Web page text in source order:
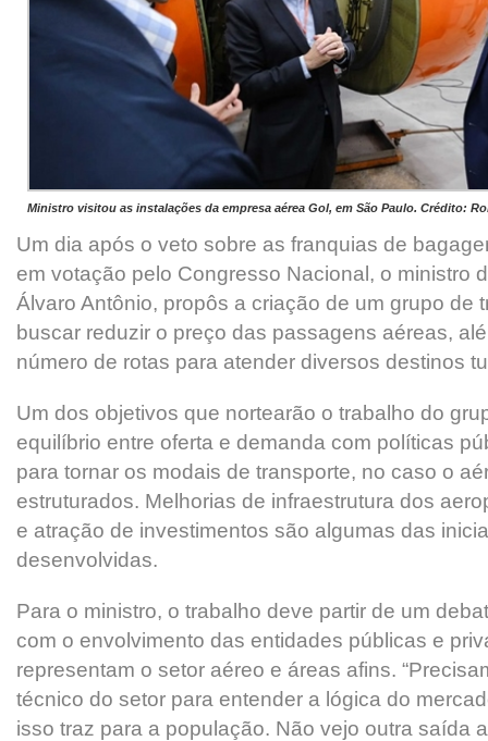
Ministro visitou as instalações da empresa aérea Gol, em São Paulo. Crédito:
Um dia após o veto sobre as franquias de
em votação pelo Congresso Nacional, o ministro
Álvaro Antônio, propôs a criação de um grupo de
buscar reduzir o preço das passagens aéreas,
número de rotas para atender diversos destinos
Um dos objetivos que nortearão o trabalho do
equilíbrio entre oferta e demanda com políticas
para tornar os modais de transporte, no caso o
estruturados. Melhorias de infraestrutura dos
e atração de investimentos são algumas das
desenvolvidas.
Para o ministro, o trabalho deve partir de um
com o envolvimento das entidades públicas e
representam o setor aéreo e áreas afins.
técnico do setor para entender a lógica do
isso traz para a população. Não vejo outra saída